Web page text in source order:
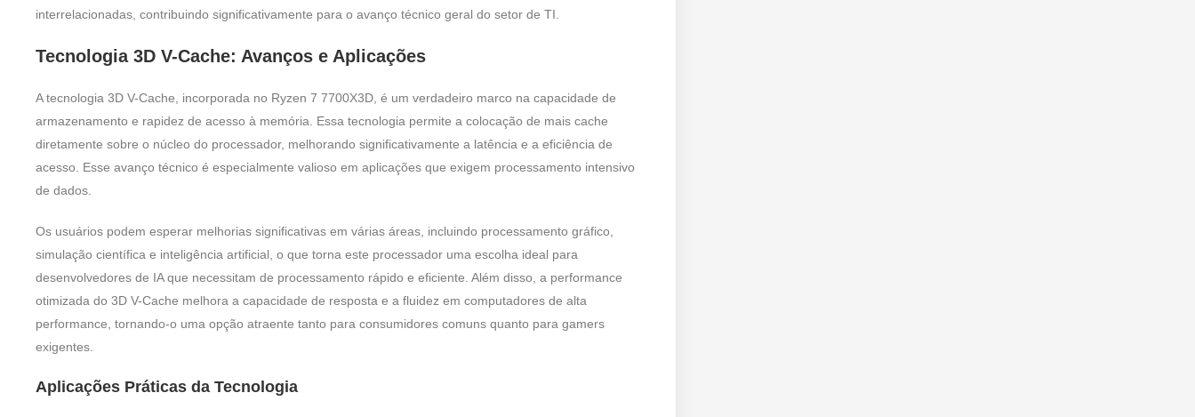
interrelacionadas, contribuindo significativamente para o avanço técnico geral do setor de TI.
Tecnologia 3D V-Cache: Avanços e Aplicações
A tecnologia 3D V-Cache, incorporada no Ryzen 7 7700X3D, é um verdadeiro marco na capacidade de
armazenamento e rapidez de acesso à memória. Essa tecnologia permite a colocação de mais cache
diretamente sobre o núcleo do processador, melhorando significativamente a latência e a eficiência de
acesso. Esse avanço técnico é especialmente valioso em aplicações que exigem processamento intensivo
de dados.
Os usuários podem esperar melhorias significativas em várias áreas, incluindo processamento gráfico,
simulação científica e inteligência artificial, o que torna este processador uma escolha ideal para
desenvolvedores de IA que necessitam de processamento rápido e eficiente. Além disso, a performance
otimizada do 3D V-Cache melhora a capacidade de resposta e a fluidez em computadores de alta
performance, tornando-o uma opção atraente tanto para consumidores comuns quanto para gamers
exigentes.
Aplicações Práticas da Tecnologia